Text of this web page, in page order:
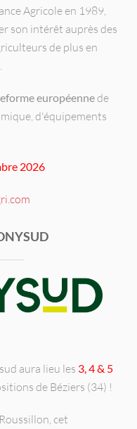
Agricole en 1989,
son intérêt auprès des
de plus en
européennede
d'équipements
2026
aura lieu les 3, 4 & 5
de Béziers (34) !
cet